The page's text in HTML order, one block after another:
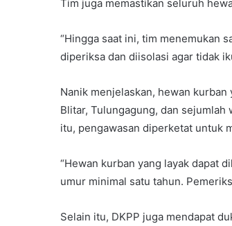
Tim juga memastikan seluruh
“Hingga saat ini, tim menemukan
diperiksa dan diisolasi agar tidak
Nanik menjelaskan, hewan
Blitar, Tulungagung, dan sejumlah
itu, pengawasan diperketat untuk
“Hewan kurban yang layak dapat
umur minimal satu tahun.
Selain itu, DKPP juga mendapat